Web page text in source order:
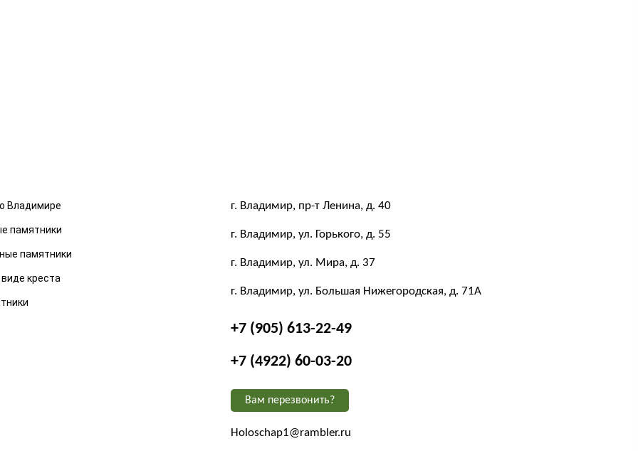
Владимире
памятники
памятники
креста
г. Владимир, пр-т Ленина, д. 40
г. Владимир, ул. Горького, д. 55
г. Владимир, ул. Мира, д. 37
г. Владимир, ул. Большая Нижегородская, д. 71А
+7 (905) 613-22-49
+7 (4922) 60-03-20
Вам перезвонить?
Holoschap1@rambler.ru